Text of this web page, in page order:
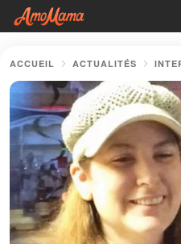
ACCUEIL ACTUALITÉS